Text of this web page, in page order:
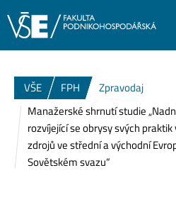
VŠE FPH
Zpravodaj
Manažerské shrnutí studie
rozvíjející se obrysy svých
zdrojů ve střední a východní
Sovětském svazu“